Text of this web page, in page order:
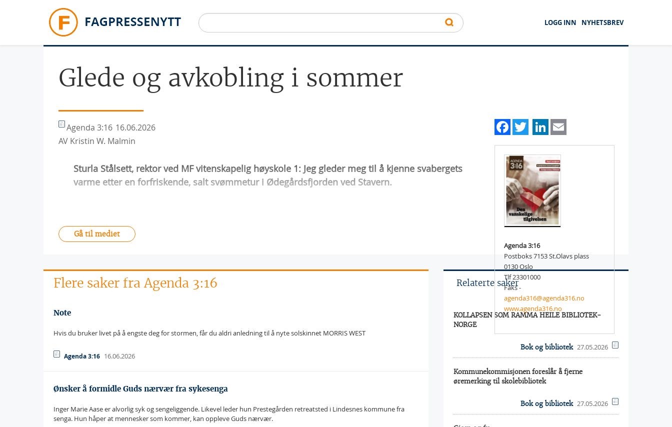
LOGG INN
NYHETSBREV
Glede og avkobling i sommer
Agenda 3:16 16.06.2026
AV Kristin W. Malmin
Sturla Stålsett, rektor ved MF vitenskapelig høyskole 1: Jeg gleder meg til å kjenne svabergets
varme etter en forfriskende, salt svømmetur i Ødegårdsfjorden ved Stavern.
Gå til mediet
Facebook
TwitterLinkedIn
Agenda 3:16
Postboks 7153 St.Olavs plass
0130 Oslo
Tlf 23301000
Faks -
agenda316@agenda316.no
www.agenda316.no
Flere saker fra Agenda 3:16
Note
Hvis du bruker livet på å engste deg for stormen, får du aldri anledning til å nyte solskinnet MORRIS WEST
Agenda 3:16 16.06.2026
Ønsker å formidle Guds nærvær fra sykesenga
Inger Marie Aase er alvorlig syk og sengeliggende. Likevel leder hun Prestegården retreatsted i Lindesnes kommune fra
senga. Hun håper at mennesker som kommer, kan oppleve Guds nærvær.
Relaterte saker
KOLLAPSEN SOM RAMMA HEILE BIBLIOTEK-
NORGE
Bok og bibliotek 27.05.2026
Kommunekommisjonen foreslår å fjerne
øremerking til skolebibliotek
Bok og bibliotek 27.05.2026